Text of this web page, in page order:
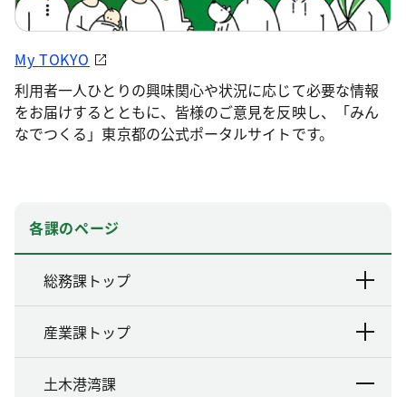
My TOKYO
利用者一人ひとりの興味関心や状況に応じて必要な情報
をお届けするとともに、皆様のご意見を反映し、「みん
なでつくる」東京都の公式ポータルサイトです。
各課のページ
総務課トップ
産業課トップ
土木港湾課